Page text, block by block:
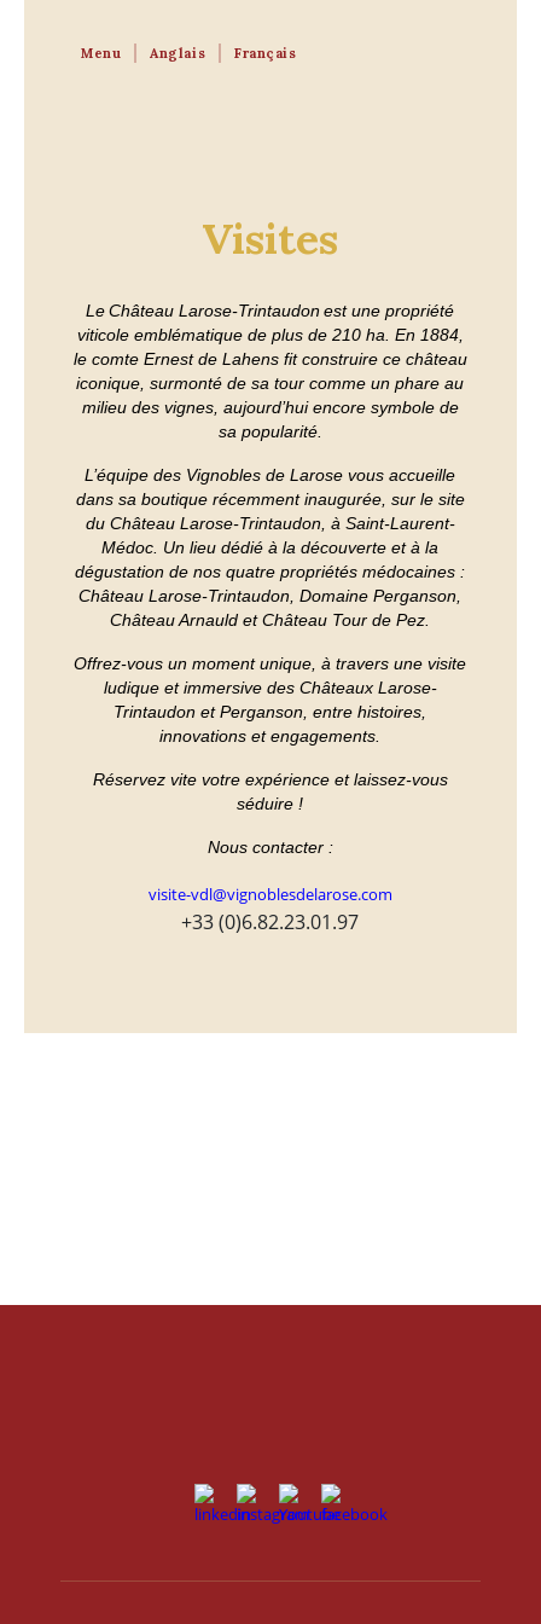
Menu Anglais Français
Visites
Le Château Larose-Trintaudon est une propriété
viticole emblématique de plus de 210 ha. En 1884,
le comte Ernest de Lahens fit construire ce château
iconique, surmonté de sa tour comme un phare au
milieu des vignes, aujourd’hui encore symbole de
sa popularité.
L’équipe des Vignobles de Larose vous accueille
dans sa boutique récemment inaugurée, sur le site
du Château Larose-Trintaudon, à Saint-Laurent-
Médoc. Un lieu dédié à la découverte et à la
dégustation de nos quatre propriétés médocaines :
Château Larose-Trintaudon, Domaine Perganson,
Château Arnauld et Château Tour de Pez.
Offrez-vous un moment unique, à travers une visite
ludique et immersive des Châteaux Larose-
Trintaudon et Perganson, entre histoires,
innovations et engagements.
Réservez vite votre expérience et laissez-vous
séduire !
Nous contacter :
visite-vdl@vignoblesdelarose.com
+33 (0)6.82.23.01.97